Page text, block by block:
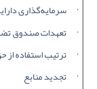
· سرمایه‌گذاری
·
تعهدات صندوق
·
ترتیب استفاده
·
تجدید منابع